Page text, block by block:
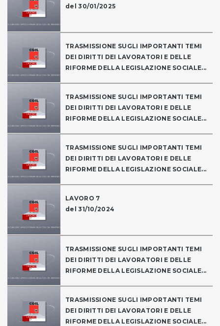
del 30/01/2025
TRASMISSIONE SUGLI IMPORTANTI TEMI
DEI DIRITTI DEI LAVORATORI E DELLE
RIFORME DELLA LEGISLAZIONE SOCIALE...
TRASMISSIONE SUGLI IMPORTANTI TEMI
DEI DIRITTI DEI LAVORATORI E DELLE
RIFORME DELLA LEGISLAZIONE SOCIALE...
TRASMISSIONE SUGLI IMPORTANTI TEMI
DEI DIRITTI DEI LAVORATORI E DELLE
RIFORME DELLA LEGISLAZIONE SOCIALE...
LAVORO 7
del 31/10/2024
TRASMISSIONE SUGLI IMPORTANTI TEMI
DEI DIRITTI DEI LAVORATORI E DELLE
RIFORME DELLA LEGISLAZIONE SOCIALE...
TRASMISSIONE SUGLI IMPORTANTI TEMI
DEI DIRITTI DEI LAVORATORI E DELLE
RIFORME DELLA LEGISLAZIONE SOCIALE...